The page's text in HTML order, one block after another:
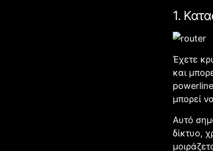
1.
Έχετε
και
μπορεί
Αυτό
δίκτυο,